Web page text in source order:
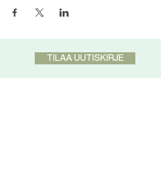
TILAA UUTISKIRJE